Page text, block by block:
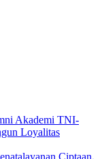
Akademi TNI-
Loyalitas
Ciptaan,